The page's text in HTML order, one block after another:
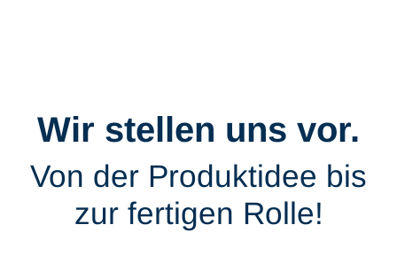
Wir stellen uns vor.
Von der Produktidee bis
zur fertigen Rolle!